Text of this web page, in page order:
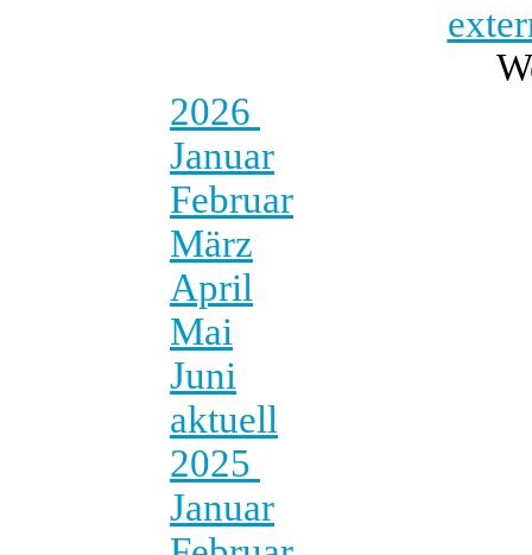
2026
Januar
Februar
März
April
Mai
Juni
aktuell
2025
Januar